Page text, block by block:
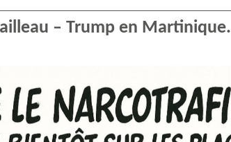
– Trump en Martinique.